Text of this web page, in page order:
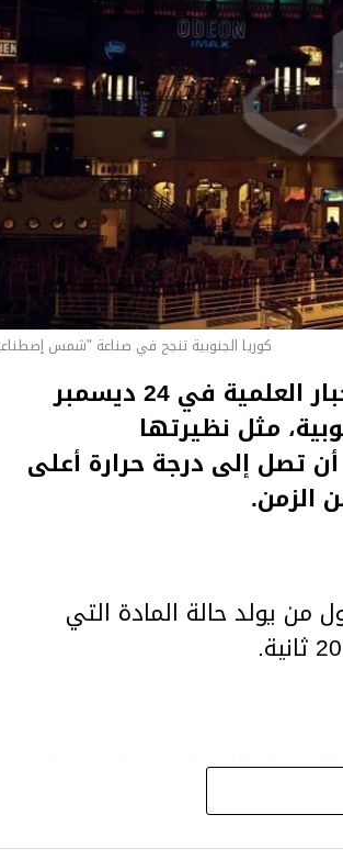
كوريا الجنوبية تنجح في صناعة "شمس
قال موقع Phys.org البريطاني المتخصص بالأخبار العلمية في 24 ديسمبر
مثل نظيرتها
بناؤها أواخر 2019، يمكن أن تصل إلى درجة حرارة أعلى
الزمن.
أصبح المفاعل أول من يولد حالة المادة التي
الاندماج التي تحدث على سطح
طريقه لإنجاز مهمته على